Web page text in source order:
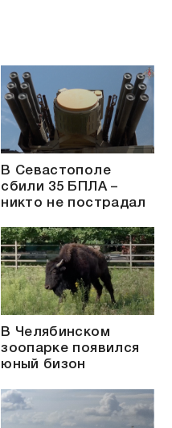
В Севастополе
сбили 35 БПЛА –
никто не пострадал
В Челябинском
зоопарке появился
юный бизон